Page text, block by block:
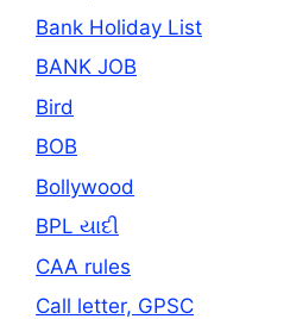
Bank Holiday List
BANK JOB
Bird
BOB
Bollywood
BPL યાદી
CAA rules
Call letter, GPSC